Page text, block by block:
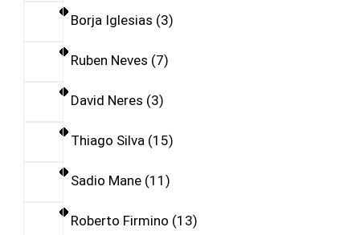
Borja Iglesias 3
Ruben Neves 7
David Neres 3
Thiago Silva 15
Sadio Mane 11
Roberto Firmino 13